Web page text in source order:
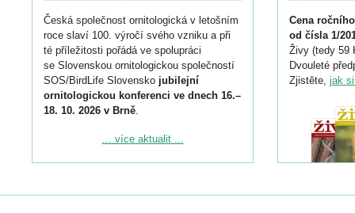
Česká společnost ornitologická v letošním
roce slaví 100. výročí svého vzniku a při
té příležitosti pořádá ve spolupráci
se Slovenskou ornitologickou společností
SOS/BirdLife Slovensko jubilejní
ornitologickou konferenci ve dnech 16.–
18. 10. 2026 v Brně.
Podrobnější informace ke konferenci
Registrovat se můžete do 6. září.
... více aktualit ...
Cena
od čísla 1/
Živy (tedy 59
Dvouleté
Zjistěte, jak